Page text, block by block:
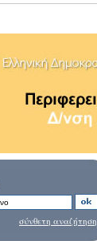
σύνθετη αναζήτηση